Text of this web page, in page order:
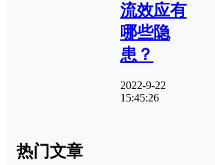
流效应有
哪些隐
患？
2022-9-22
15:45:26
热门文章